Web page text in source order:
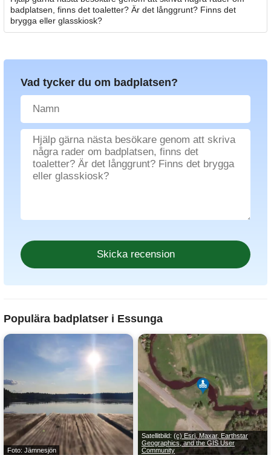
badplatsen, finns det toaletter? Är det långgrunt? Finns det
brygga eller glasskiosk?
Vad tycker du om badplatsen?
Populära badplatser i Essunga
Foto: Jämnesjön
Satellitbild: (c) Esri, Maxar, Earthstar
Geographics, and the GIS User
Community